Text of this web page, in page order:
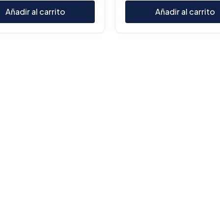
Añadir al carrito Añadir al carrito